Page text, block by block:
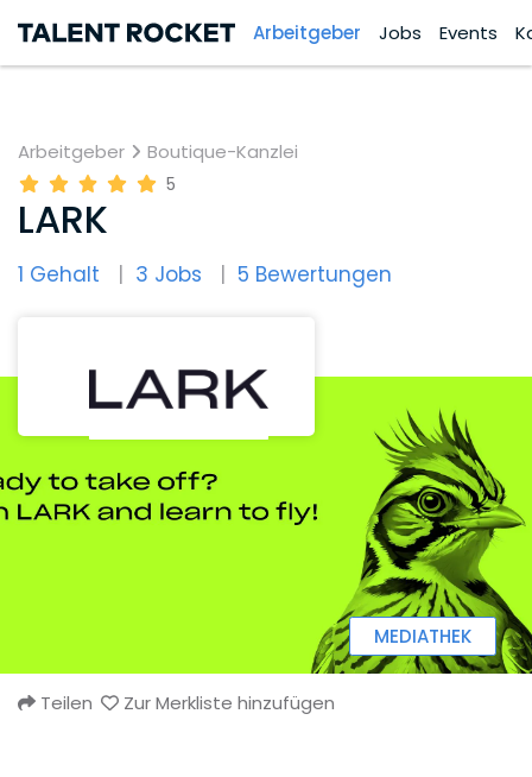
Arbeitgeber Jobs Events
Arbeitgeber Boutique-Kanzlei
5
LARK
1 Gehalt 3 Jobs 5 Bewertungen
Teilen Zur Merkliste hinzufügen
MEDIATHEK